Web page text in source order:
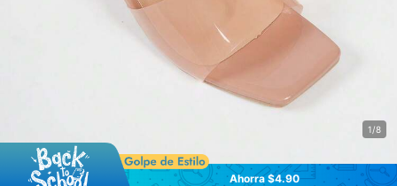
1/8
Ahorra $4.90